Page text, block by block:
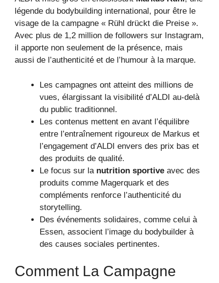
légende du bodybuilding international, pour être le
visage de la campagne « Rühl drückt die Preise ».
Avec plus de 1,2 million de followers sur Instagram,
il apporte non seulement de la présence, mais
aussi de l’authenticité et de l’humour à la marque.
Les campagnes ont atteint des millions de
vues, élargissant la visibilité d’ALDI au-delà
du public traditionnel.
Les contenus mettent en avant l’équilibre
entre l’entraînement rigoureux de Markus et
l’engagement d’ALDI envers des prix bas et
des produits de qualité.
Le focus sur la nutrition sportive avec des
produits comme Magerquark et des
compléments renforce l’authenticité du
storytelling.
Des événements solidaires, comme celui à
Essen, associent l’image du bodybuilder à
des causes sociales pertinentes.
Comment La Campagne